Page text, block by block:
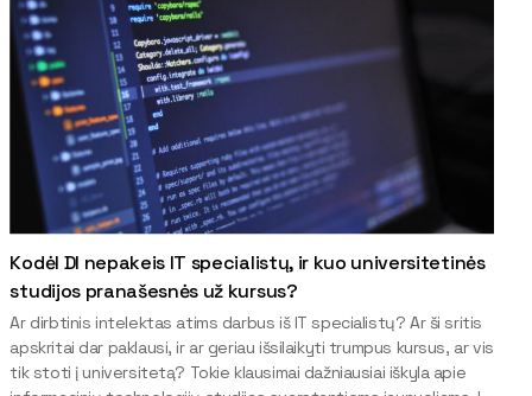
Kodėl DI nepakeis IT specialistų, ir kuo universitetinės
studijos pranašesnės už kursus?
Ar dirbtinis intelektas atims darbus iš IT specialistų? Ar ši sritis
apskritai dar paklausi, ir ar geriau išsilaikyti trumpus kursus, ar vis
tik stoti į universitetą? Tokie klausimai dažniausiai iškyla apie